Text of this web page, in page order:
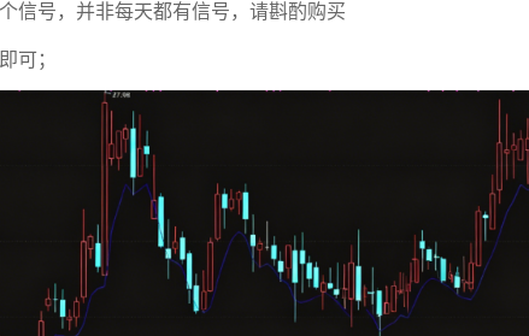
信号，并非每天都有信号，请斟酌购买
可；